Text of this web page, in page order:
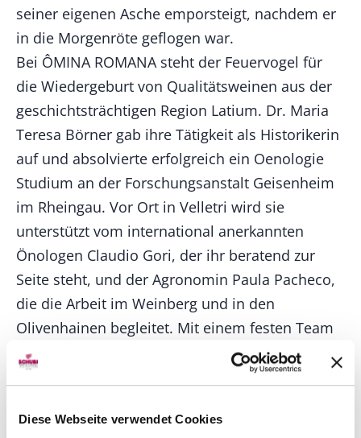
Diese Webseite verwendet Cookies
seiner eigenen Asche emporsteigt, nachdem er
in die Morgenröte geflogen war.
Bei ÔMINA ROMANA steht der Feuervogel für
die Wiedergeburt von Qualitätsweinen aus der
geschichtsträchtigen Region Latium. Dr. Maria
Teresa Börner gab ihre Tätigkeit als Historikerin
auf und absolvierte erfolgreich ein Oenologie
Studium an der Forschungsanstalt Geisenheim
im Rheingau. Vor Ort in Velletri wird sie
unterstützt vom international anerkannten
Önologen Claudio Gori, der ihr beratend zur
Seite steht, und der Agronomin Paula Pacheco,
die die Arbeit im Weinberg und in den
Olivenhainen begleitet. Mit einem festen Team
aus hochmotivierten Mitarbeitern, die alle aus
der Region stammen, wird die Vision des
traditionsbewussten Weinkultur umgesetzt.